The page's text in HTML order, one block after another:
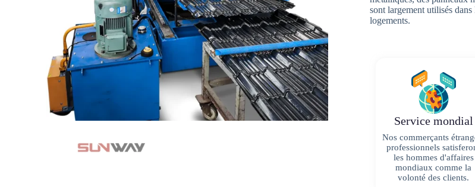
sont largement utilisés
logements.
Service mondial
Nos commerçants
professionnels
les hommes d'affaires
mondiaux comme la
volonté des clients.